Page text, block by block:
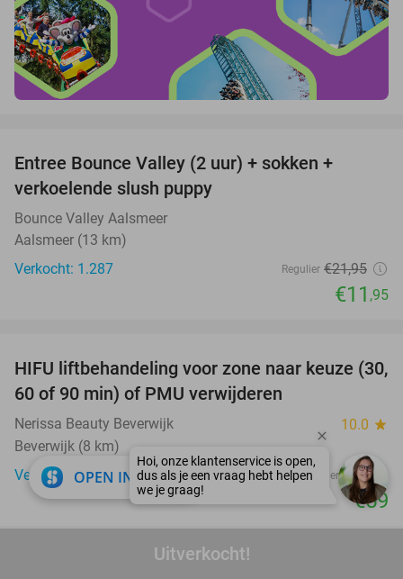
Uitverkocht!
Entree Bounce Valley (2 uur) + sokken +
verkoelende slush puppy
Bounce Valley Aalsmeer
Aalsmeer (13 km)
Verkocht: 1.287
Regulier €21,95
€11 ,95
40%
HIFU liftbehandeling voor zone naar keuze (30,
60 of 90 min) of PMU verwijderen
Nerissa Beauty Beverwijk 10.0 star
Beverwijk (8 km)
Verkocht: 29
Regulier €99
€59
favorite_border
OPEN IN APP close